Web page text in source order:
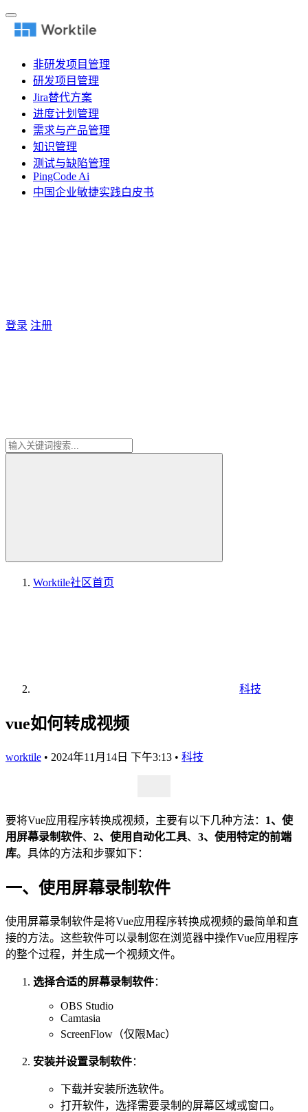
非研发项目管理
研发项目管理
Jira替代方案
进度计划管理
需求与产品管理
知识管理
测试与缺陷管理
PingCode Ai
中国企业敏捷实践白皮书
登录 注册
Worktile社区首页
科技
vue如何转成视频
worktile • 2024年11月14日 下午3:13 • 科技
要将Vue应用程序转换成视频，主要有以下几种方法： 1、使
用屏幕录制软件、 2、使用自动化工具、 3、使用特定的前端
库。具体的方法和步骤如下：
一、使用屏幕录制软件
使用屏幕录制软件是将Vue应用程序转换成视频的最简单和直
接的方法。这些软件可以录制您在浏览器中操作Vue应用程序
的整个过程，并生成一个视频文件。
选择合适的屏幕录制软件：
OBS Studio
Camtasia
ScreenFlow（仅限Mac）
安装并设置录制软件：
下载并安装所选软件。
打开软件，选择需要录制的屏幕区域或窗口。